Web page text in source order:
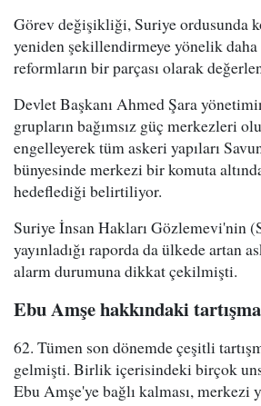
Görev değişikliği, Suriye ordusunda
yeniden şekillendirmeye yönelik daha
reformların bir parçası olarak
Devlet Başkanı Ahmed Şara
grupların bağımsız güç merkezleri
engelleyerek tüm askeri yapıları
bünyesinde merkezi bir komuta
hedeflediği belirtiliyor.
Suriye İnsan Hakları Gözlemevi'nin
yayınladığı raporda da ülkede artan
alarm durumuna dikkat çekilmişti.
Ebu Amşe hakkındaki
62. Tümen son dönemde çeşitli
gelmişti. Birlik içerisindeki birçok
Ebu Amşe'ye bağlı kalması,